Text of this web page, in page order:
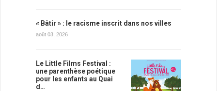
« Bâtir » : le racisme inscrit dans nos villes
août 03, 2026
Le Little Films Festival :
une parenthèse poétique
pour les enfants au Quai
d…